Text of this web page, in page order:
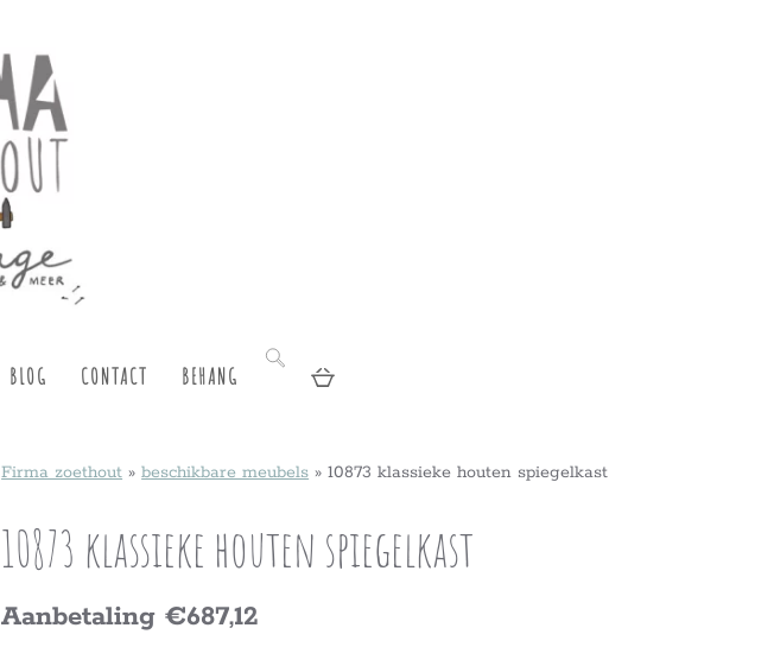
BLOG CONTACT BEHANG
Firma zoethout »beschikbare meubels »10873 klassieke houten spiegelkast
10873 klassieke houten spiegelkast
Aanbetaling €687,12